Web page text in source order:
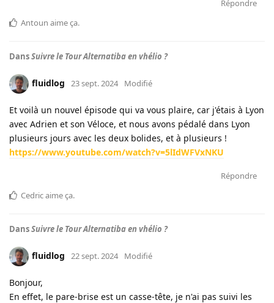
Répondre
Antoun aime ça.
DansSuivre le Tour Alternatiba en vhélio ?
fluidlog 23 sept. 2024 Modifié
Et voilà un nouvel épisode qui va vous plaire, car j'étais à Lyon
avec Adrien et son Véloce, et nous avons pédalé dans Lyon
plusieurs jours avec les deux bolides, et à plusieurs !
https://www.youtube.com/watch?v=5lIdWFVxNKU
Répondre
Cedricaime ça.
DansSuivre le Tour Alternatiba en vhélio ?
fluidlog 22 sept. 2024 Modifié
Bonjour,
En effet, le pare-brise est un casse-tête, je n'ai pas suivi les